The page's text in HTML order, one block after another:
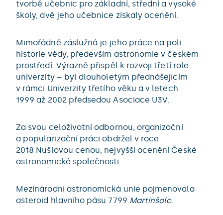
tvorbě učebnic pro základní, střední a vysoké
školy, dvě jeho učebnice získaly ocenění.
Mimořádně záslužná je jeho práce na poli
historie vědy, především astronomie v českém
prostředí. Výrazně přispěl k rozvoji třetí role
univerzity – byl dlouholetým přednášejícím
v rámci Univerzity třetího věku a v letech
1999 až 2002 předsedou Asociace U3V.
Za svou celoživotní odbornou, organizační
a popularizační práci obdržel v roce
2018 Nušlovou cenou, nejvyšší ocenění České
astronomické společnosti.
Mezinárodní astronomická unie pojmenovala
asteroid hlavního pásu 7799 Martinšolc.